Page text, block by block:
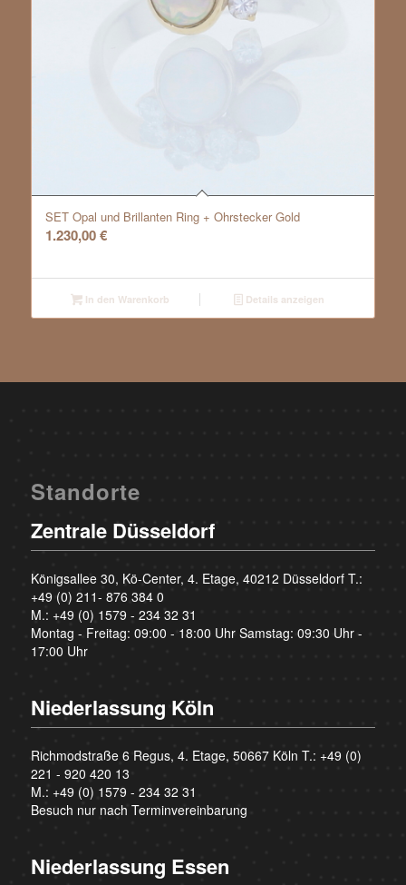
SET Opal und Brillanten Ring + Ohrstecker Gold
1.230,00€
In den Warenkorb Details anzeigen
Standorte
Zentrale Düsseldorf
Königsallee 30, Kö-Center, 4. Etage, 40212 Düsseldorf T.:
+49 (0) 211- 876 384 0
M.: +49 (0) 1579 - 234 32 31
Montag - Freitag: 09:00 - 18:00 Uhr Samstag: 09:30 Uhr -
17:00 Uhr
Niederlassung Köln
Richmodstraße 6 Regus, 4. Etage, 50667 Köln T.: +49 (0)
221 - 920 420 13
M.: +49 (0) 1579 - 234 32 31
Besuch nur nach Terminvereinbarung
Niederlassung Essen